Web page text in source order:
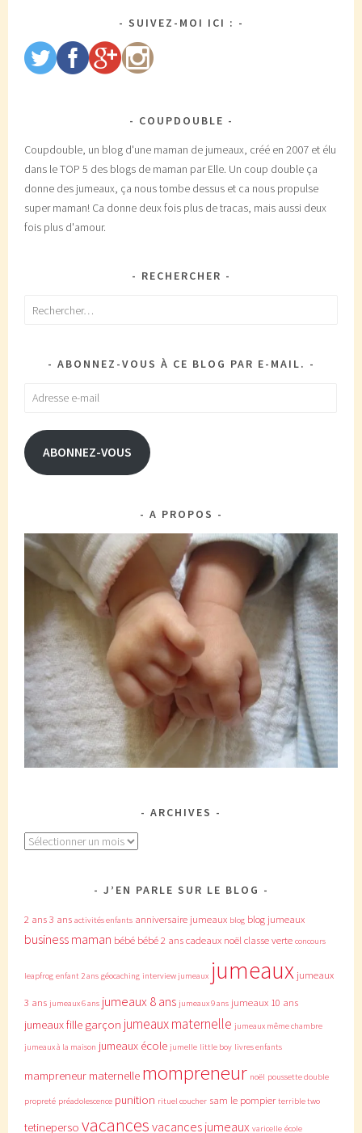
SUIVEZ-MOI ICI :
COUPDOUBLE
Coupdouble, un blog d'une maman de jumeaux, créé en 2007 et élu
dans le TOP 5 des blogs de maman par Elle. Un coup double ça
donne des jumeaux, ça nous tombe dessus et ca nous propulse
super maman! Ca donne deux fois plus de tracas, mais aussi deux
fois plus d'amour.
RECHERCHER
Rechercher :
ABONNEZ-VOUS À CE BLOG PAR E-MAIL.
Adresse
mail
ABONNEZ-VOUS
A PROPOS
ARCHIVES
Archives
J’EN PARLE SUR LE BLOG
2 ans3 ans activités enfants anniversaire jumeaux blog blog jumeaux
business maman bébé bébé 2 anscadeaux noëlclasse verte concours
leapfrog enfant 2 ans géocaching interview jumeaux jumeaux jumeaux
3 ans jumeaux 6 ans jumeaux 8 ans jumeaux 9 ans jumeaux 10 ans
jumeaux fille garçon jumeaux maternelle jumeaux même chambre
jumeaux à la maison jumeaux école jumelle little boy livres enfants
mampreneur maternelle mompreneur noël poussette double
propreté préadolescence punition rituel coucher sam le pompier terrible two
tetineperso vacances vacances jumeaux varicelle école